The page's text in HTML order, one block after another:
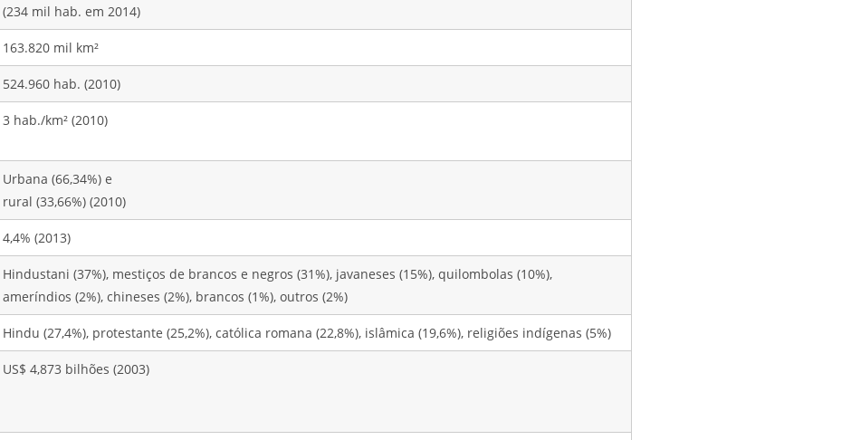
(234 mil hab. em 2014)
163.820 mil km²
524.960 hab. (2010)
3 hab./km² (2010)
Urbana (66,34%) e
rural (33,66%) (2010)
4,4% (2013)
Hindustani (37%), mestiços de brancos e negros (31%), javaneses (15%), quilombolas (10%),
ameríndios (2%), chineses (2%), brancos (1%), outros (2%)
Hindu (27,4%), protestante (25,2%), católica romana (22,8%), islâmica (19,6%), religiões indígenas (5%)
US$ 4,873 bilhões (2003)